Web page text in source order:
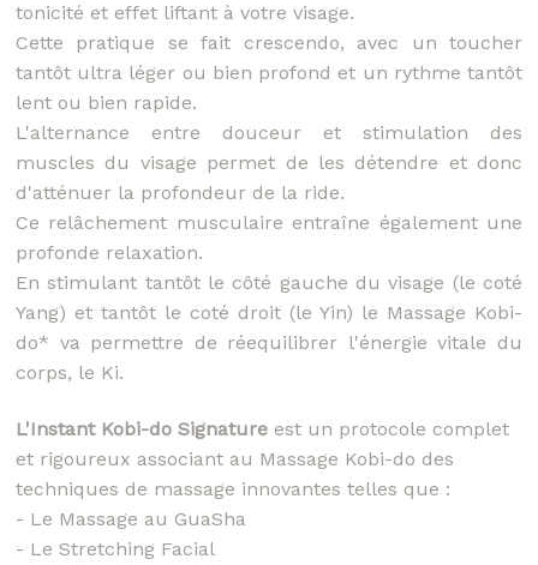
tonicité et effet liftant à votre visage.
Cette pratique se fait crescendo, avec un toucher
tantôt ultra léger ou bien profond et un rythme tantôt
lent ou bien rapide.
L'alternance entre douceur et stimulation des
muscles du visage permet de les détendre et donc
d'atténuer la profondeur de la ride.
Ce relâchement musculaire entraîne également une
profonde relaxation.
En stimulant tantôt le côté gauche du visage (le coté
Yang) et tantôt le coté droit (le Yin) le Massage Kobi-
do* va permettre de réequilibrer l'énergie vitale du
corps, le Ki.
L'Instant Kobi-do Signature est un protocole complet
et rigoureux associant au Massage Kobi-do des
techniques de massage innovantes telles que :
- Le Massage au GuaSha
- Le Stretching Facial